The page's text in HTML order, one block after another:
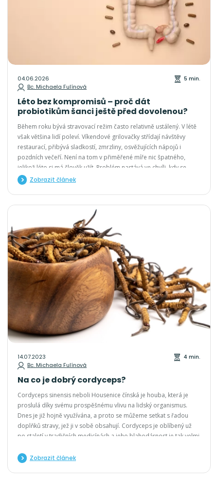
04.06.2026
Bc. Michaela Fulínová
5 min.
Léto bez kompromisů – proč dát
probiotikům šanci ještě před dovolenou?
Během roku bývá stravovací režim často relativně ustálený. V létě
však většina lidí poleví. Víkendové grilovačky střídají návštěvy
restaurací, přibývá sladkostí, zmrzliny, osvěžujících nápojů i
pozdních večeří. Není na tom v přiměřené míře nic špatného,
jelikož léto si má člověk užít. Problém nastává ve chvíli, kdy se
těchto vlivů nahromadí příliš a střeva musí čelit situacím, jež jsou
Zobrazit článek
14.07.2023
Bc. Michaela Fulínová
4 min.
Na co je dobrý cordyceps?
Cordyceps sinensis neboli Housenice čínská je houba, která je
proslulá díky svému prospěšnému vlivu na lidský organismus.
Dnes je již hojně využívána, a proto se můžeme setkat s řadou
doplňků stravy, jež ji v sobě obsahují. Cordyceps je oblíbený už
po staletí v tradičních medicínách a jeho blahodárnost je tak velmi
Zobrazit článek